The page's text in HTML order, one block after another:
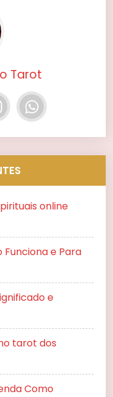
Tarot
online
e Para
e
tarot dos
Como